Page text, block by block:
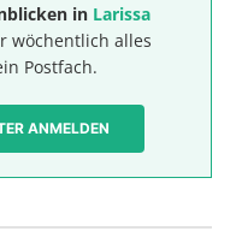
in Larissa
alles
Postfach.
ANMELDEN